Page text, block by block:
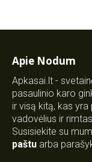
Apie Nodum
Apkasai.lt -
pasaulinio karo
ir visą kitą, kas
vadovėlius ir
Susisiekite su
paštu arba